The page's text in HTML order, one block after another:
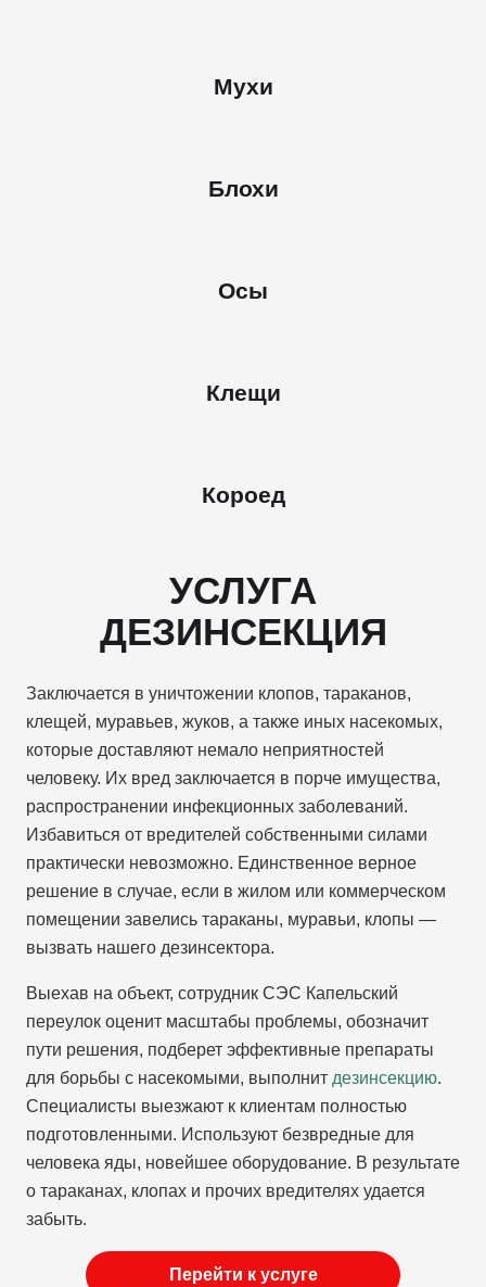
Мухи
Блохи
Осы
Клещи
Короед
УСЛУГА
ДЕЗИНСЕКЦИЯ
Заключается в уничтожении клопов, тараканов,
клещей, муравьев, жуков, а также иных насекомых,
которые доставляют немало неприятностей
человеку. Их вред заключается в порче имущества,
распространении инфекционных заболеваний.
Избавиться от вредителей собственными силами
практически невозможно. Единственное верное
решение в случае, если в жилом или коммерческом
помещении завелись тараканы, муравьи, клопы —
вызвать нашего дезинсектора.
Выехав на объект, сотрудник СЭС Капельский
переулок оценит масштабы проблемы, обозначит
пути решения, подберет эффективные препараты
для борьбы с насекомыми, выполнит дезинсекцию.
Специалисты выезжают к клиентам полностью
подготовленными. Используют безвредные для
человека яды, новейшее оборудование. В результате
о тараканах, клопах и прочих вредителях удается
забыть.
Перейти к услуге